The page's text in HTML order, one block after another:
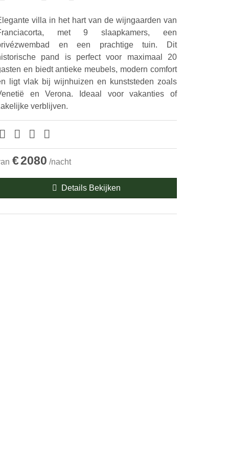
villa in het hart van de wijngaarden van
met 9 slaapkamers, een
en een prachtige tuin. Dit
pand is perfect voor maximaal 20
en biedt antieke meubels, modern comfort
ligt vlak bij wijnhuizen en kunststeden zoals
en Verona. Ideaal voor vakanties of
verblijven.
€2080 /nacht
Details Bekijken